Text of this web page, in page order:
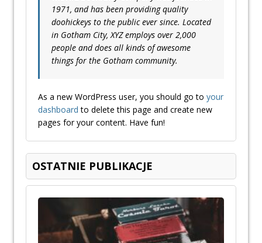
1971, and has been providing quality
doohickeys to the public ever since. Located
in Gotham City, XYZ employs over 2,000
people and does all kinds of awesome
things for the Gotham community.
As a new WordPress user, you should go to your
dashboard to delete this page and create new
pages for your content. Have fun!
OSTATNIE PUBLIKACJE